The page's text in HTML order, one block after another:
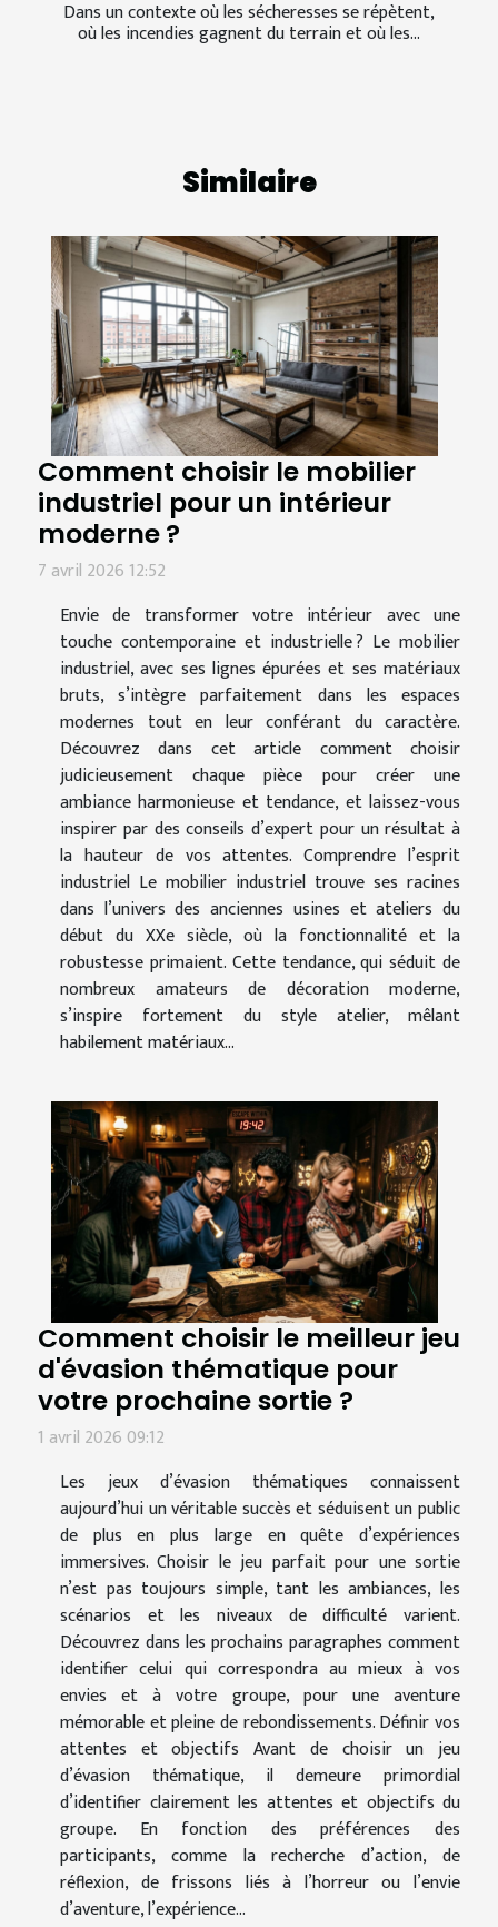
Dans un contexte où les sécheresses se répètent,
où les incendies gagnent du terrain et où les...
Similaire
Comment choisir le mobilier
industriel pour un intérieur
moderne ?
7 avril 2026 12:52
Envie de transformer votre intérieur avec une
touche contemporaine et industrielle ? Le mobilier
industriel, avec ses lignes épurées et ses matériaux
bruts, s’intègre parfaitement dans les espaces
modernes tout en leur conférant du caractère.
Découvrez dans cet article comment choisir
judicieusement chaque pièce pour créer une
ambiance harmonieuse et tendance, et laissez-vous
inspirer par des conseils d’expert pour un résultat à
la hauteur de vos attentes. Comprendre l’esprit
industriel Le mobilier industriel trouve ses racines
dans l’univers des anciennes usines et ateliers du
début du XXe siècle, où la fonctionnalité et la
robustesse primaient. Cette tendance, qui séduit de
nombreux amateurs de décoration moderne,
s’inspire fortement du style atelier, mêlant
habilement matériaux...
Comment choisir le meilleur jeu
d'évasion thématique pour
votre prochaine sortie ?
1 avril 2026 09:12
Les jeux d’évasion thématiques connaissent
aujourd’hui un véritable succès et séduisent un public
de plus en plus large en quête d’expériences
immersives. Choisir le jeu parfait pour une sortie
n’est pas toujours simple, tant les ambiances, les
scénarios et les niveaux de difficulté varient.
Découvrez dans les prochains paragraphes comment
identifier celui qui correspondra au mieux à vos
envies et à votre groupe, pour une aventure
mémorable et pleine de rebondissements. Définir vos
attentes et objectifs Avant de choisir un jeu
d’évasion thématique, il demeure primordial
d’identifier clairement les attentes et objectifs du
groupe. En fonction des préférences des
participants, comme la recherche d’action, de
réflexion, de frissons liés à l’horreur ou l’envie
d’aventure, l’expérience...